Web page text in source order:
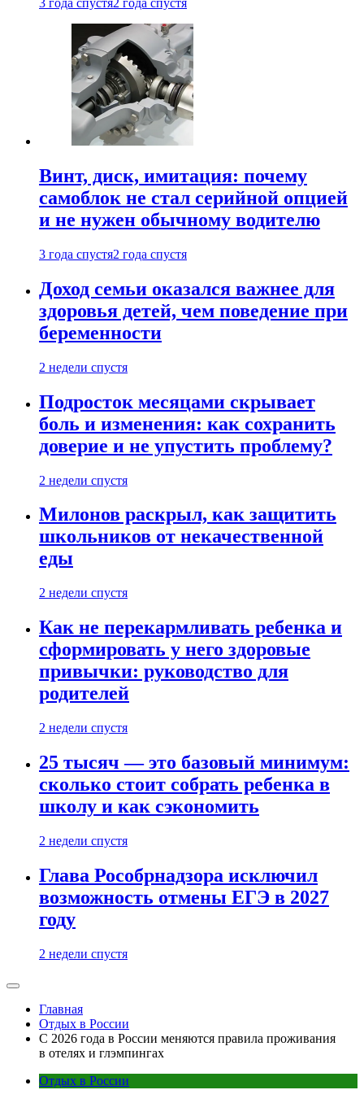
3 года спустя2 года спустя
Винт, диск, имитация: почему
самоблок не стал серийной опцией
и не нужен обычному водителю
3 года спустя2 года спустя
Доход семьи оказался важнее для
здоровья детей, чем поведение при
беременности
2 недели спустя
Подросток месяцами скрывает
боль и изменения: как сохранить
доверие и не упустить проблему?
2 недели спустя
Милонов раскрыл, как защитить
школьников от некачественной
еды
2 недели спустя
Как не перекармливать ребенка и
сформировать у него здоровые
привычки: руководство для
родителей
2 недели спустя
25 тысяч — это базовый минимум:
сколько стоит собрать ребенка в
школу и как сэкономить
2 недели спустя
Глава Рособрнадзора исключил
возможность отмены ЕГЭ в 2027
году
2 недели спустя
Главная
Отдых в России
С 2026 года в России меняются правила проживания
в отелях и глэмпингах
Отдых в России